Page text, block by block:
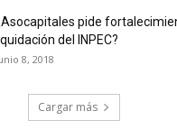
pide
del INPEC?
8, 2018
Cargar más